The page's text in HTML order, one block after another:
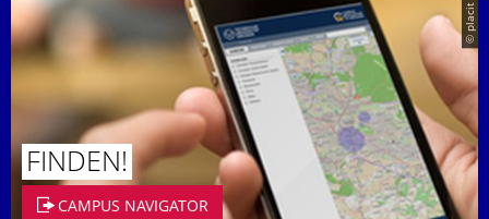
© placit
FINDEN!
CAMPUS NAVIGATOR